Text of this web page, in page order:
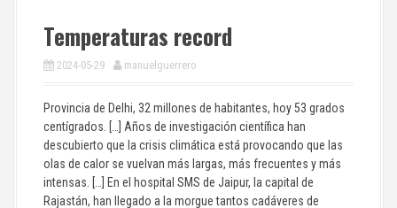
Temperaturas record
2024-05-29 manuelguerrero
Provincia de Delhi, 32 millones de habitantes, hoy 53 grados
centígrados. […] Años de investigación científica han
descubierto que la crisis climática está provocando que las
olas de calor se vuelvan más largas, más frecuentes y más
intensas. […] En el hospital SMS de Jaipur, la capital de
Rajastán, han llegado a la morgue tantos cadáveres de